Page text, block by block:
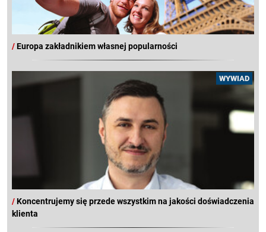
/Europa zakładnikiem własnej popularności
WYWIAD
/Koncentrujemy się przede wszystkim na jakości doświadczenia
klienta